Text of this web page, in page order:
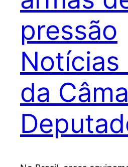
pressão
Notícias
da